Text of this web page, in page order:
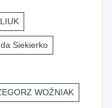
Siekierko
WOŹNIAK